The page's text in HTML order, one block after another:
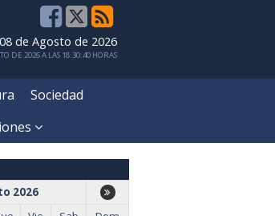
de Agosto de 2026
DE 2026 A LAS 18:30:40 HORAS
Sociedad
2026